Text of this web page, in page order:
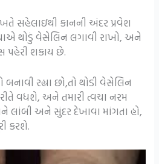
સહેલાઇથી કાનની અંદર પ્રવેશ
થોડું વેસેલિન લગાવી રાખો, અને
પહેરી શકાય છે.
રહ્યા છો,તો થોડી વેસેલિન
વધશે, અને તમારી ત્વચા નરમ
અને સુંદર દેખાવા માંગતા હો,
કરશે.